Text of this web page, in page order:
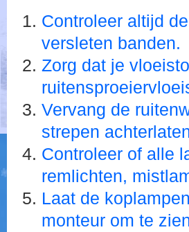
Controleer altijd
versleten banden.
Zorg dat je
Vervang de
strepen
Controleer of alle
remlichten,
Laat de
monteur om te